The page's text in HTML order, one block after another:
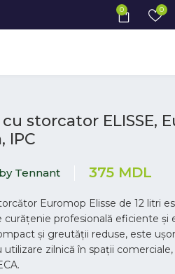
0 0
storcator ELISSE,
IPC
Tennant 375 MDL
Euromop Elisse de 12 litri
curățenie profesională eficiente și
și greutății reduse, este
utilizare zilnică în spații